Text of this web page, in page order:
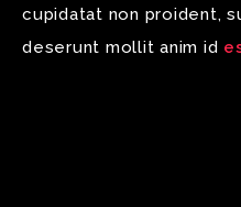
cupidatat non proident,
deserunt mollit anim id